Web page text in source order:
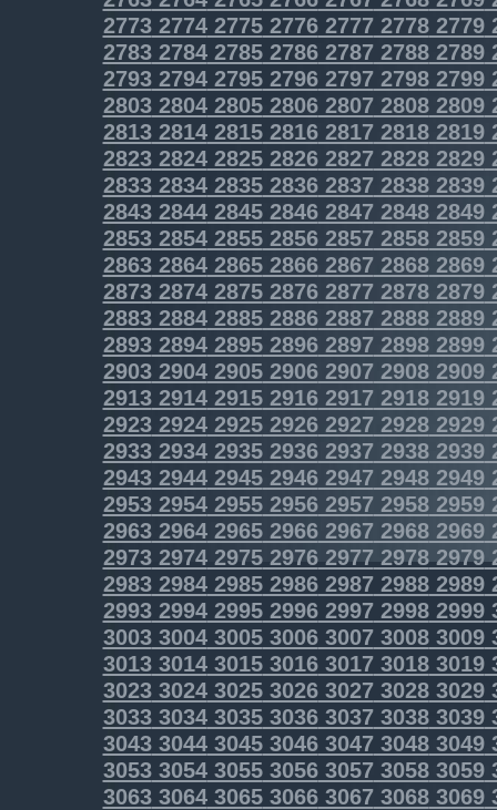
2773277427752776277727782779
2783278427852786278727882789
2793279427952796279727982799
2803280428052806280728082809
2813281428152816281728182819
2823282428252826282728282829
2833283428352836283728382839
2843284428452846284728482849
28532854285528562857 28582859
28632864286528662867 28682869
28732874287528762877 28782879
2883288428852886288728882889
2893289428952896289728982899
2903290429052906290729082909
29132914291529162917 29182919
29232924292529262927 29282929
29332934293529362937 29382939
29432944294529462947 29482949
29532954295529562957 29582959
29632964296529662967 29682969
2973297429752976297729782979
2983298429852986298729882989
2993299429952996299729982999
3003300430053006300730083009
3013301430153016301730183019
3023302430253026302730283029
3033303430353036303730383039
3043304430453046304730483049
3053305430553056305730583059
3063306430653066306730683069